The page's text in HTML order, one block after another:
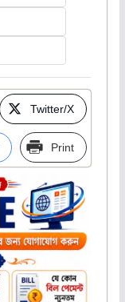
Twitter/X
Print